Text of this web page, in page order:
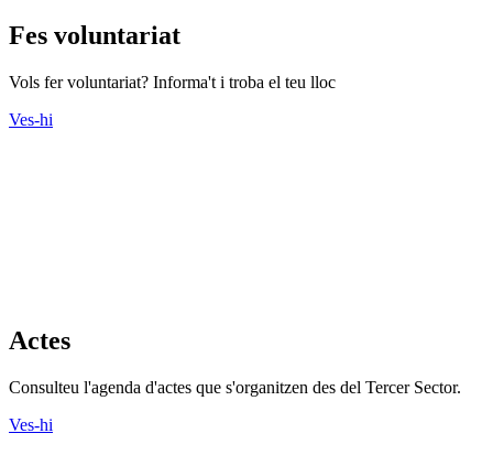
Fes voluntariat
Vols fer voluntariat? Informa't i troba el teu lloc
Ves-hi
Actes
Consulteu l'agenda d'actes que s'organitzen des del Tercer Sector.
Ves-hi